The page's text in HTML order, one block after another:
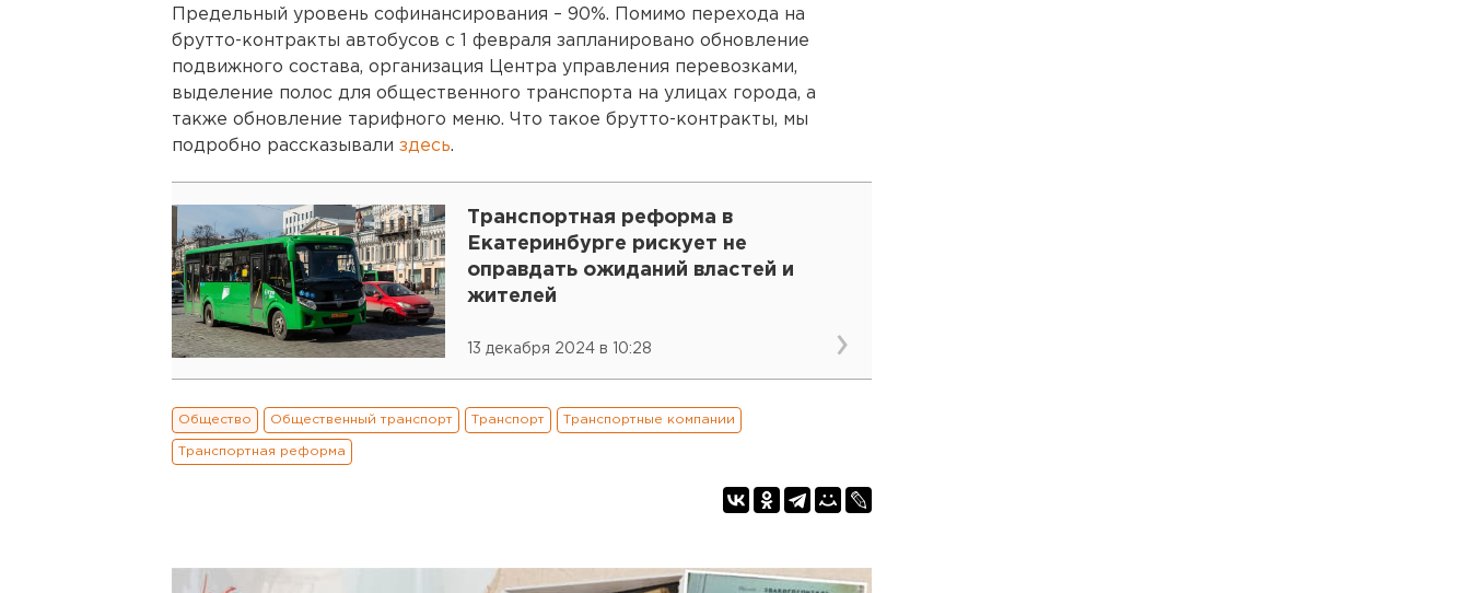
Предельный уровень софинансирования – 90%. Помимо перехода на
брутто-контракты автобусов с 1 февраля запланировано обновление
подвижного состава, организация Центра управления перевозками,
выделение полос для общественного транспорта на улицах города, а
также обновление тарифного меню. Что такое брутто-контракты, мы
подробно рассказывали здесь.
Транспортная реформа в
Екатеринбурге рискует не
оправдать ожиданий властей и
жителей
13 декабря 2024 в 10:28
Общество Общественный транспорт Транспорт Транспортные компании
Транспортная реформа